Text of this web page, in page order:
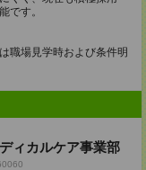
です。
職場見学時および条件明
ィカルケア事業部